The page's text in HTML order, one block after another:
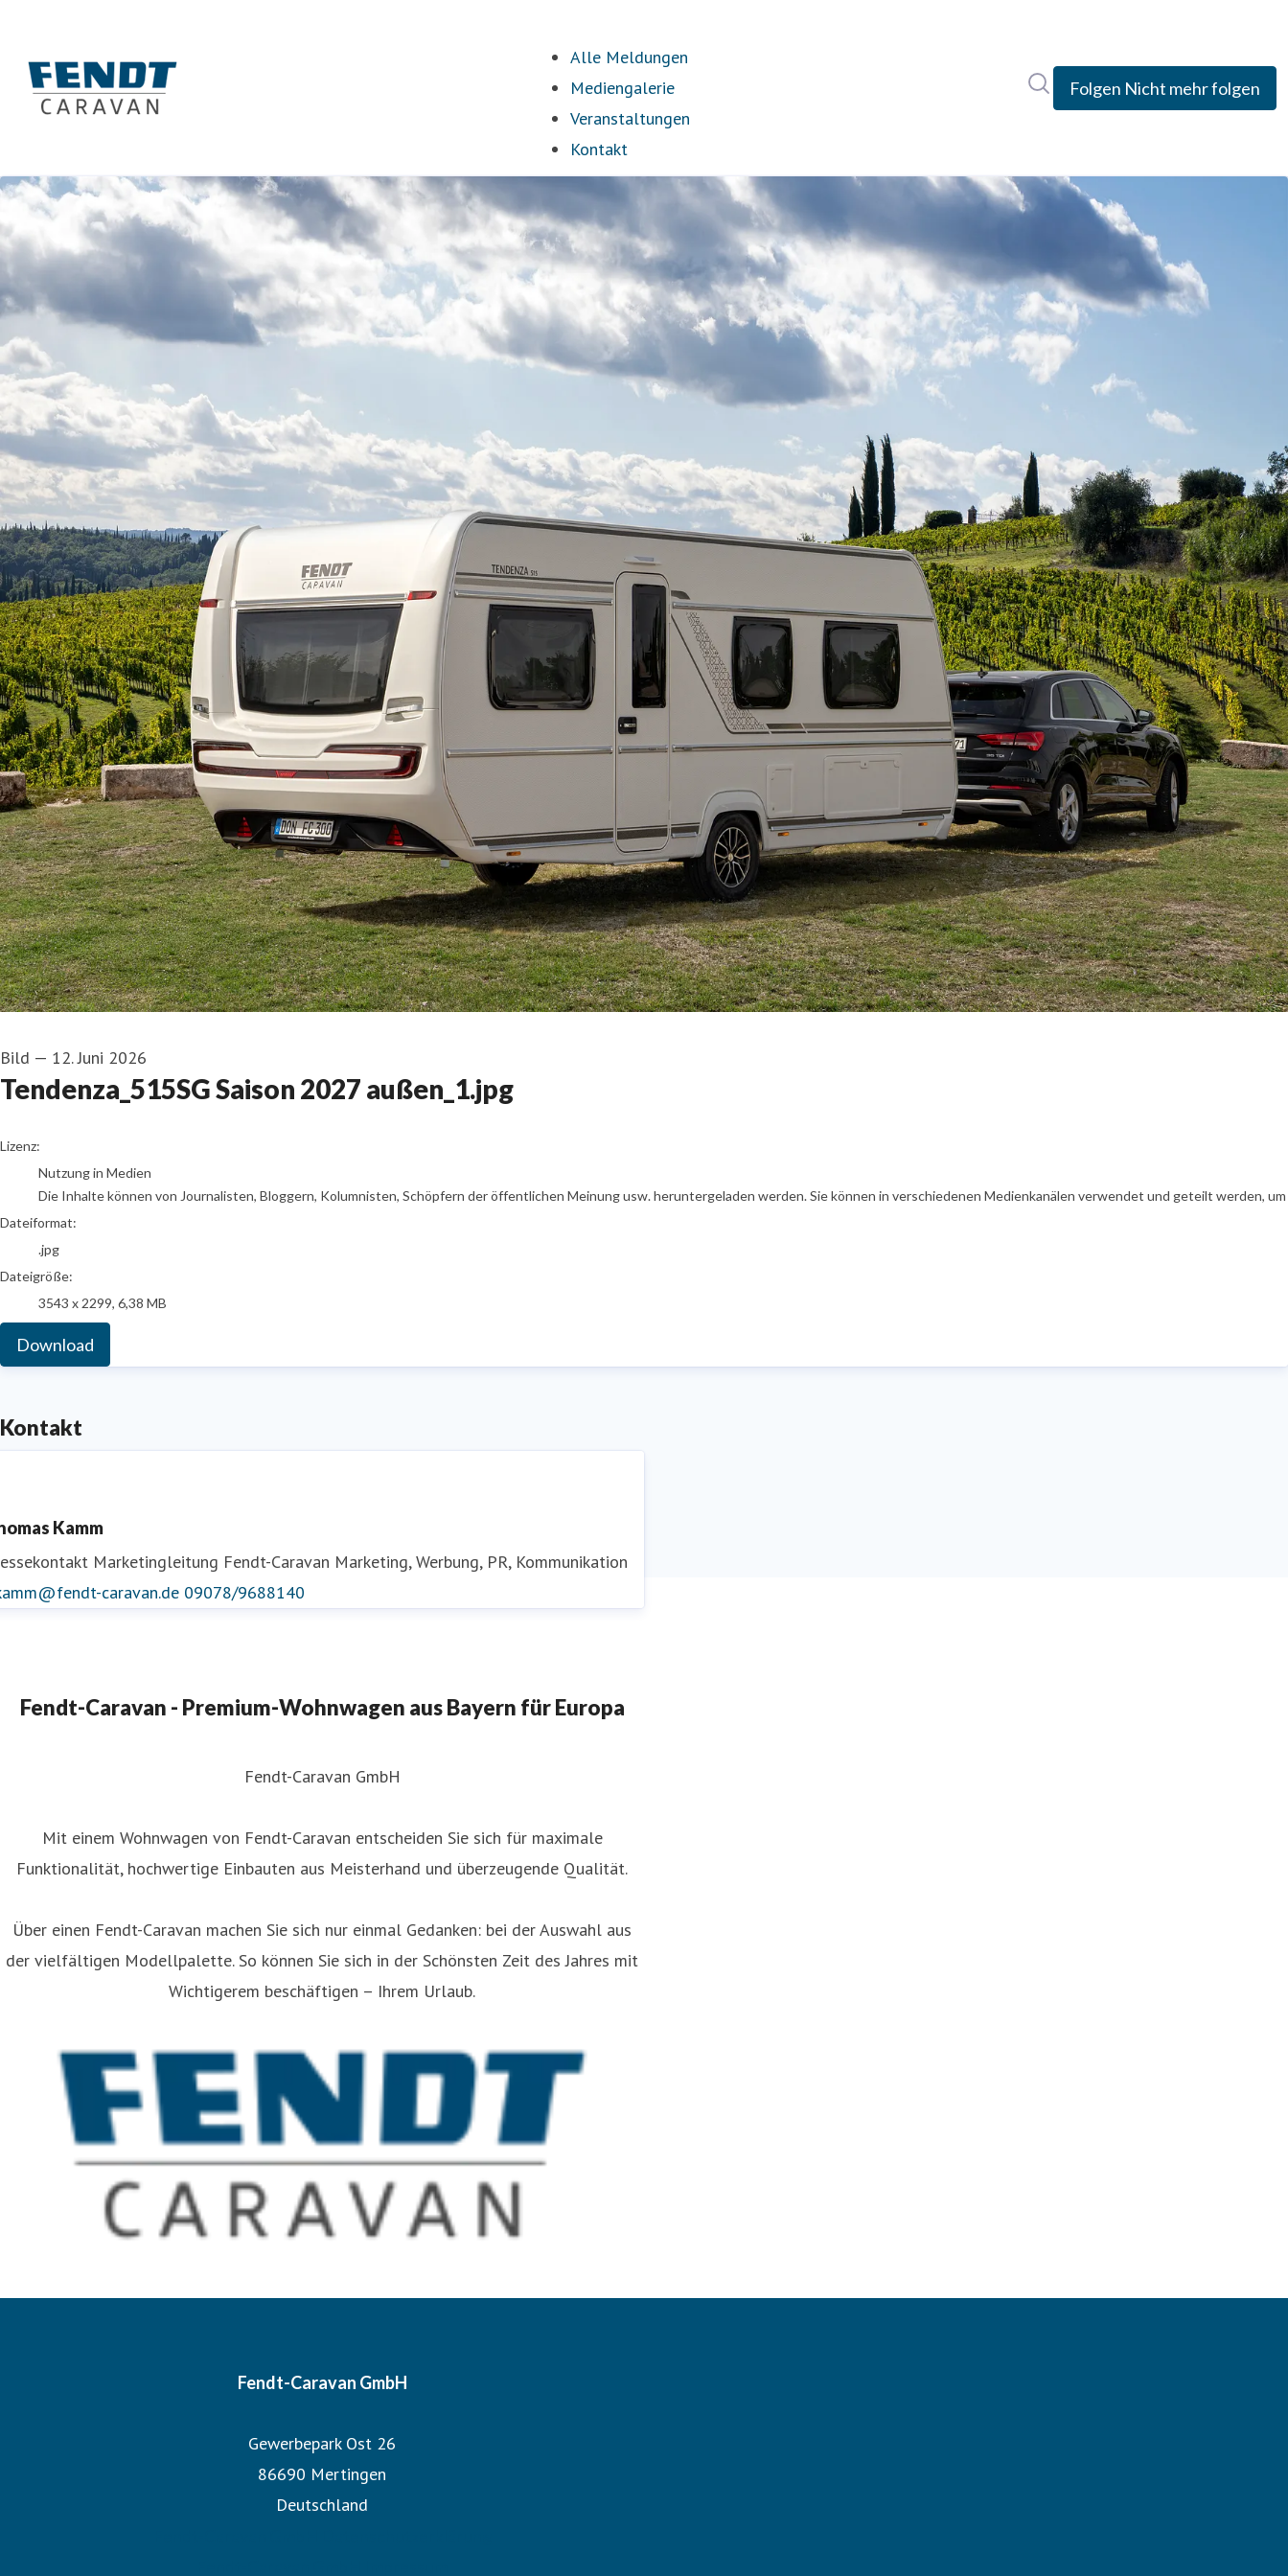
Alle Meldungen
Mediengalerie
Veranstaltungen
Kontakt
Folgen Nicht mehr folgen
Bild — 12. Juni 2026
Tendenza_515SG Saison 2027 außen_1.jpg
go to media item
Lizenz:
Nutzung in Medien
Die Inhalte können von Journalisten, Bloggern, Kolumnisten, Schöpfern der öffentlichen Meinung usw. heruntergeladen werden. Sie können in verschiedenen Medienkanälen verwendet und geteilt
Dateiformat:
.jpg
Dateigröße:
3543 x 2299, 6,38 MB
Download
Kontakt
Kamm
Marketingleitung Fendt-Caravan Marketing, Werbung, PR, Kommunikation
caravan.de 09078/9688140
Fendt-Caravan - Premium-Wohnwagen aus Bayern für Europa
Fendt-Caravan GmbH
Mit einem Wohnwagen von Fendt-Caravan entscheiden Sie sich für maximale
Funktionalität, hochwertige Einbauten aus Meisterhand und überzeugende Qualität.
Über einen Fendt-Caravan machen Sie sich nur einmal Gedanken: bei der Auswahl aus
der vielfältigen Modellpalette. So können Sie sich in der Schönsten Zeit des Jahres mit
Wichtigerem beschäftigen – Ihrem Urlaub.
Fendt-Caravan GmbH
Gewerbepark Ost 26
86690 Mertingen
Deutschland